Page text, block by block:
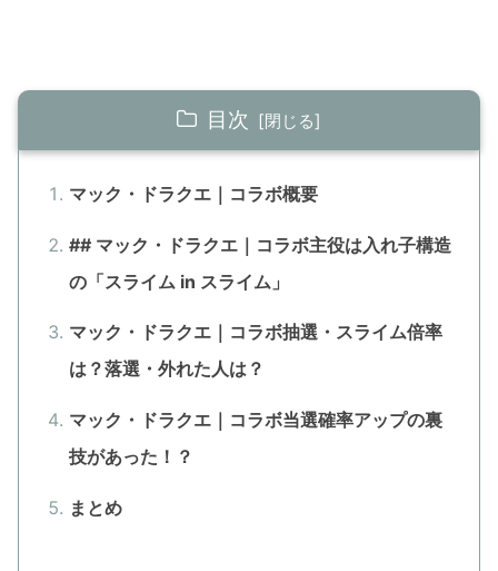
目次
マック・ドラクエ｜コラボ概要
## マック・ドラクエ｜コラボ主役は入れ子構造
の「スライム in スライム」
マック・ドラクエ｜コラボ抽選・スライム倍率
は？落選・外れた人は？
マック・ドラクエ｜コラボ当選確率アップの裏
技があった！？
まとめ